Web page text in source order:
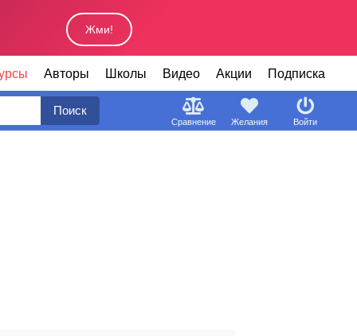
Жми!
Авторы Школы Видео Акции Подписка
Поиск
Сравнение Желания Войти